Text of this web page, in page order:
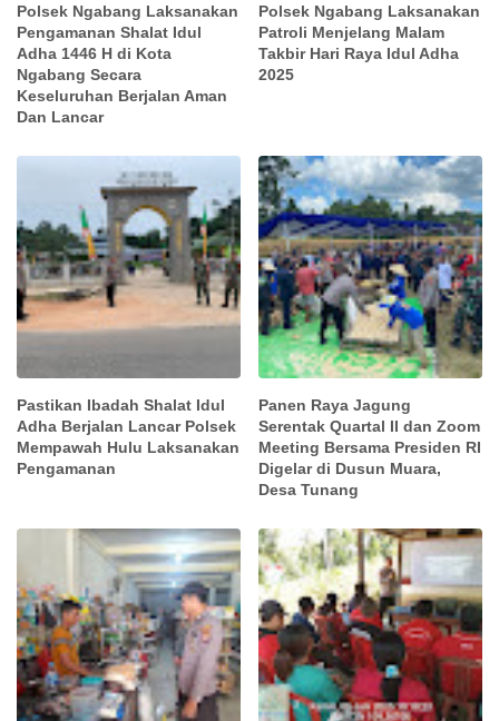
Polsek Ngabang Laksanakan
Pengamanan Shalat Idul
Adha 1446 H di Kota
Ngabang Secara
Keseluruhan Berjalan Aman
Dan Lancar
Polsek Ngabang Laksanakan
Patroli Menjelang Malam
Takbir Hari Raya Idul Adha
2025
Pastikan Ibadah Shalat Idul
Adha Berjalan Lancar Polsek
Mempawah Hulu Laksanakan
Pengamanan
Panen Raya Jagung
Serentak Quartal II dan Zoom
Meeting Bersama Presiden RI
Digelar di Dusun Muara,
Desa Tunang